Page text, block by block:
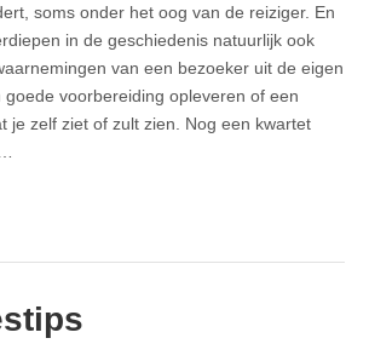
soms onder het oog van de reiziger. En
in de geschiedenis natuurlijk ook
van een bezoeker uit de eigen
voorbereiding opleveren of een
je zelf ziet of zult zien. Nog een kwartet